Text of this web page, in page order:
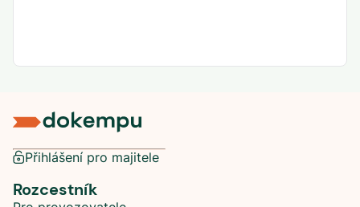
Přihlášení pro majitele
Rozcestník